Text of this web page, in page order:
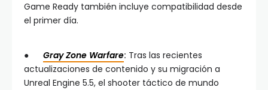
Game Ready también incluye compatibilidad desde
el primer día.
● Gray Zone Warfare: Tras las recientes
actualizaciones de contenido y su migración a
Unreal Engine 5.5, el shooter táctico de mundo